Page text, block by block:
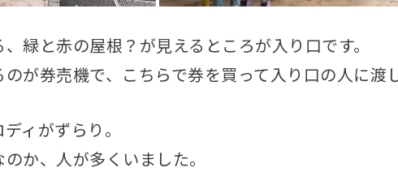
緑と赤の屋根？が見えるところが入り口です。
が券売機で、こちらで券を買って入り口の人に渡
ィがずらり。
か、人が多くいました。